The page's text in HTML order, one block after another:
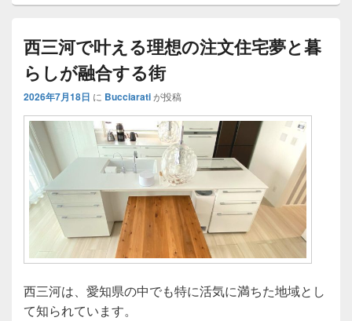
西三河で叶える理想の注文住宅夢と暮
らしが融合する街
2026年7月18日 に Bucciaratiが投稿
西三河は、愛知県の中でも特に活気に満ちた地域とし
て知られています。